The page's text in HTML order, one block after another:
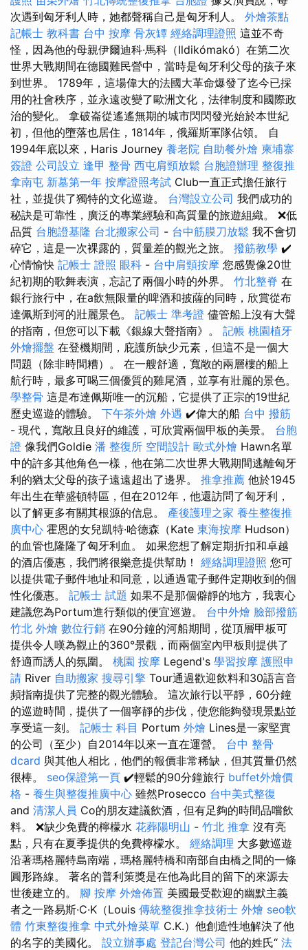
次遇到匈牙利人時，她都聲稱自己是匈牙利人。 外燴茶點
記帳士 教科書 台中 按摩 骨灰罈 經絡調理證照 這並不奇
怪，因為他的母親伊爾迪科·馬科（Ildikómakó）在第二次
世界大戰期間在德國難民營中，當時是匈牙利父母的孩子來
到世界。 1789年，這場偉大的法國大革命爆發了迄今已採
用的社會秩序，並永遠改變了歐洲文化，法律制度和國際政
治的變化。 拿破崙從遙遙無期的城市閃閃發光始於本世紀
初，但他的墮落也居住，1814年，俄羅斯軍隊佔領。 自
1994年底以來，Haris Journey 養老院 自助餐外燴 柬埔寨
簽證 公司設立 逢甲 整骨 西屯肩頸放鬆 台胞證辦理 整復推
拿南屯 新墓第一年 按摩證照考試 Club一直正式擔任旅行
社，並提供了獨特的文化巡遊。 台灣設立公司 我們成功的
秘訣是可靠性，廣泛的專業經驗和高質量的旅遊組織。 ❌低
品質 台胞證基隆 台北搬家公司 - 台中筋膜刀放鬆 我不會切
碎它，這是一次裸露的，質量差的觀光之旅。 撥筋教學 ✔️
心情愉快 記帳士 證照 眼科 - 台中肩頸按摩 您感覺像20世
紀初期的歌舞表演，忘記了兩個小時的外界。 竹北整脊 在
銀行旅行中，在a飲無限量的啤酒和披薩的同時，欣賞從布
達佩斯到河的壯麗景色。 記帳士 準考證 儘管船上沒有大聲
的​​指南，但您可以下載《銀線大聲指南》。 記帳 桃園植牙
外燴擺盤 在登機期間，庇護所缺少元素，但這不是一個大
問題（除非時間糟）。 在一艘舒適，寬敞的兩層樓的船上
航行時，最多可喝三個優質的雞尾酒，並享有壯麗的景色。
學整骨 這是布達佩斯唯一的沉船，它提供了正宗的19世紀
歷史巡遊的體驗。 下午茶外燴 外遇 ✔️偉大的船 台中 撥筋
- 現代，寬敞且良好的維護，可欣賞兩個甲板的美景。 台胞
證 像我們Goldie 潘 整復所 空間設計 歐式外燴 Hawn名單
中的許多其他角色一樣，他在第二次世界大戰期間逃離匈牙
利的猶太父母的孩子遠遠超出了邊界。 推拿推薦 他於1945
年出生在華盛頓特區，但在2012年，他還訪問了匈牙利，
以了解更多有關其根源的信息。 產後護理之家 養生整復推
廣中心 霍恩的女兒凱特·哈德森（Kate 東海按摩 Hudson）
的血管也隆隆了匈牙利血。 如果您想了解定期折扣和卓越
的酒店優惠，我們將很樂意提供幫助！ 經絡調理證照 您可
以提供電子郵件地址和同意，以通過電子郵件定期收到的個
性化優惠。 記帳士 試題 如果不是那個僻靜的地方，我衷心
建議您為Portum進行類似的便宜巡遊。 台中外燴 臉部撥筋
竹北 外燴 數位行銷 在90分鐘的河船期間，從頂層甲板可
提供令人嘆為觀止的360°景觀，而兩個室內甲板則提供了
舒適而誘人的氛圍。 桃園 按摩 Legend's 學習按摩 護照申
請 River 自助搬家 搜尋引擎 Tour通過歡迎飲料和30語言音
頻指南提供了完整的觀光體驗。 這次旅行以平靜，60分鐘
的巡遊時間，提供了一個寧靜的步伐，使您能夠發現景點並
享受這一刻。 記帳士 科目 Portum 外燴 Lines是一家堅實
的公司（至少）自2014年以來一直在運營。 台中 整骨
dcard 與其他人相比，他們的報價非常稀缺，但其質量仍然
很棒。 seo保證第一頁 ✔️輕鬆的90分鐘旅行 buffet外燴價
格 - 養生與整復推廣中心 雖然Prosecco 台中美式整復
and 清潔人員 Co的朋友建議飲酒，但有足夠的時間品嚐飲
料。 ❌缺少免費的檸檬水 花葬陽明山 - 竹北 推拿 沒有亮
點，只有在夏季提供的免費檸檬水。 經絡調理 大多數巡遊
沿著瑪格麗特島南端，瑪格麗特橋和南部自由橋之間的一條
圓形路線。 著名的普利策獎是在他為此目的留下的來源去
世後建立的。 腳 按摩 外燴佈置 美國最受歡迎的幽默主義
者之一路易斯·C·K（Louis 傳統整復推拿技術士 外燴 seo軟
體 竹東整復推拿 中式外燴菜單 C.K.）他創造性地解決了他
的名字的美國化。 設立辦事處 登記台灣公司 他的姓氏“ 法